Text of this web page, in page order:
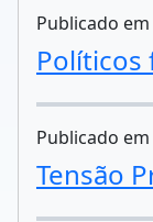
Publicado
Políticos
Publicado
Tensão